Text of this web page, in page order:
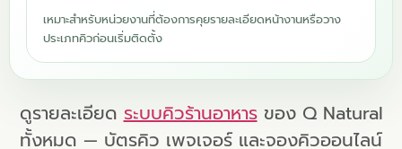
เหมาะสำหรับหน่วยงานที่ต้องการคุยรายละเอียดหน้างานหรือวาง
ประเภทคิวก่อนเริ่มติดตั้ง
ดูรายละเอียด ระบบคิวร้านอาหารของ Q Natural
ทั้งหมด — บัตรคิว เพจเจอร์ และจองคิวออนไลน์